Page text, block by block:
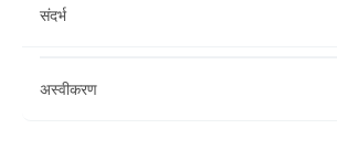
संदर्भ
https://my.clevelandclinic.org/health/
अस्वीकरण